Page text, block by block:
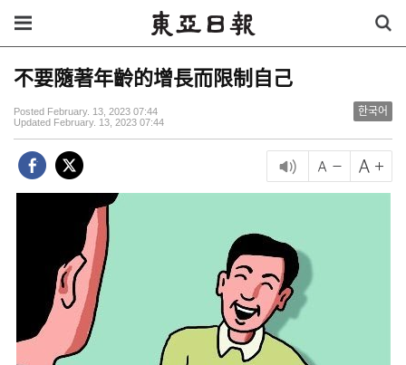
不要隨著年齡的增長而限制自己
Posted February. 13, 2023 07:44
Updated February. 13, 2023 07:44
한국어